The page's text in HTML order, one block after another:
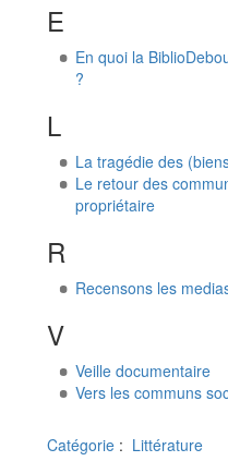
E
En quoi la
?
L
La tragédie des
Le retour des
propriétaire
R
Recensons les
V
Veille documentaire
Vers les communs
Catégorie : Littérature